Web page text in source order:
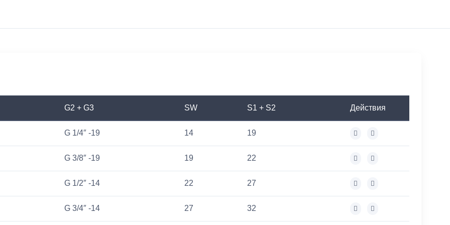
G2 + G3 SW S1 + S2 Действия
G 1/4″ -19 14 19
G 3/8″ -19 19 22
G 1/2″ -14 22 27
G 3/4″ -14 27 32